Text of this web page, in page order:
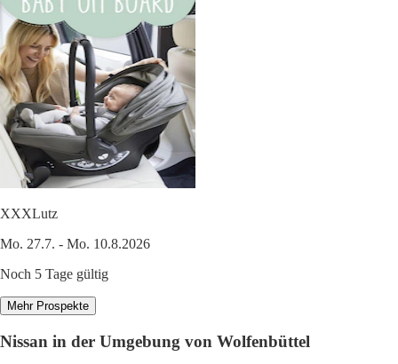
XXXLutz
Mo. 27.7. - Mo. 10.8.2026
Noch 5 Tage gültig
Mehr Prospekte
Nissan in der Umgebung von Wolfenbüttel